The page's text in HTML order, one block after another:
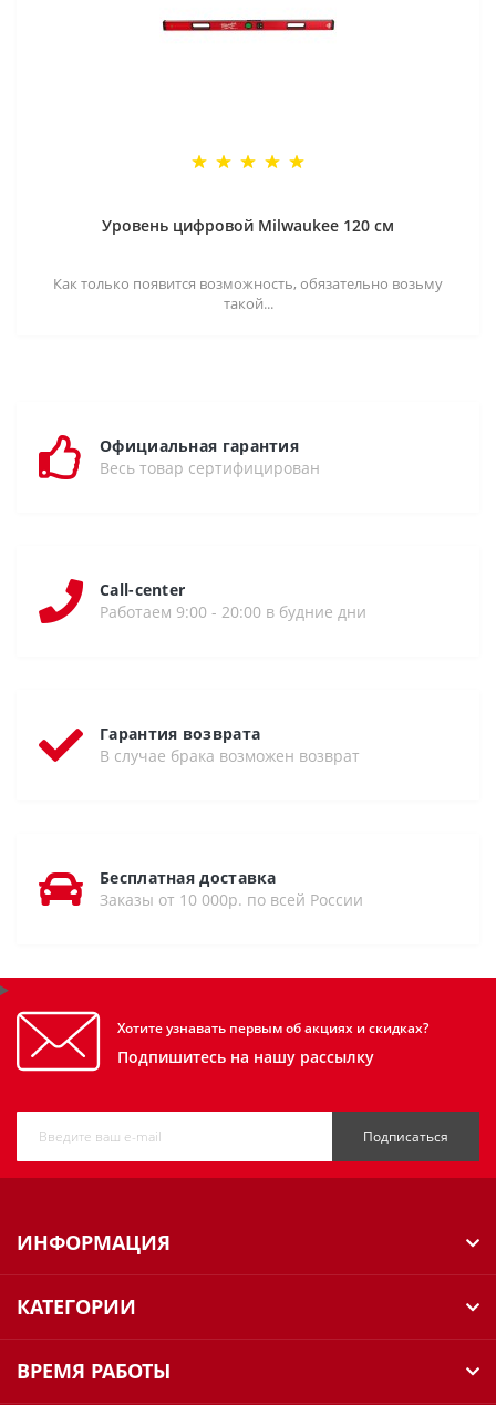
Уровень цифровой Milwaukee 120 см
Как только появится возможность, обязательно возьму
такой...
Официальная гарантия
Весь товар сертифицирован
Call-center
Работаем 9:00 - 20:00 в будние дни
Гарантия возврата
В случае брака возможен возврат
Бесплатная доставка
Заказы от 10 000р. по всей России
Хотите узнавать первым об акциях и скидках?
Подпишитесь на нашу рассылку
Подписаться
ИНФОРМАЦИЯ
КАТЕГОРИИ
ВРЕМЯ РАБОТЫ